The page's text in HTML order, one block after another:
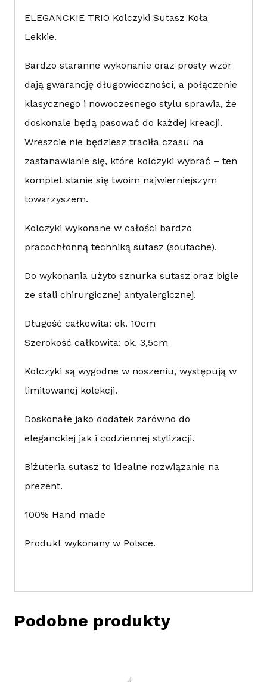
ELEGANCKIE TRIO Kolczyki Sutasz Koła
Lekkie.
Bardzo staranne wykonanie oraz prosty wzór
dają gwarancję długowieczności, a połączenie
klasycznego i nowoczesnego stylu sprawia, że
doskonale będą pasować do każdej kreacji.
Wreszcie nie będziesz traciła czasu na
zastanawianie się, które kolczyki wybrać – ten
komplet stanie się twoim najwierniejszym
towarzyszem.
Kolczyki wykonane w całości bardzo
pracochłonną techniką sutasz (soutache).
Do wykonania użyto sznurka sutasz oraz bigle
ze stali chirurgicznej antyalergicznej.
Długość całkowita: ok. 10cm
Szerokość całkowita: ok. 3,5cm
Kolczyki są wygodne w noszeniu, występują w
limitowanej kolekcji.
Doskonałe jako dodatek zarówno do
eleganckiej jak i codziennej stylizacji.
Biżuteria sutasz to idealne rozwiązanie na
prezent.
100% Hand made
Produkt wykonany w Polsce.
Podobne produkty